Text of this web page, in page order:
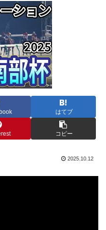
はてブ
コピー
2025.10.12